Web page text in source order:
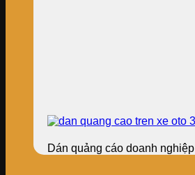
Dán quảng cáo doanh nghiệp